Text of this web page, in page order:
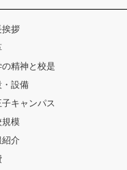
挨拶
の精神と校是
・設備
子キャンパス
規模
紹介